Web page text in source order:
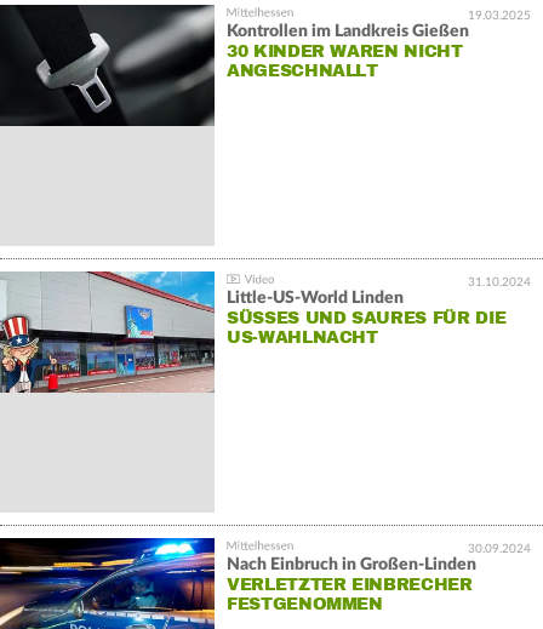
19.03.2025
Kontrollen im Landkreis Gießen
30 KINDER WAREN NICHT
ANGESCHNALLT
31.10.2024
Little-US-World Linden
SÜSSES UND SAURES FÜR DIE U
S-WAHLNACHT
30.09.2024
Nach Einbruch in Großen-Linden
VERLETZTER EINBRECHER
FESTGENOMMEN